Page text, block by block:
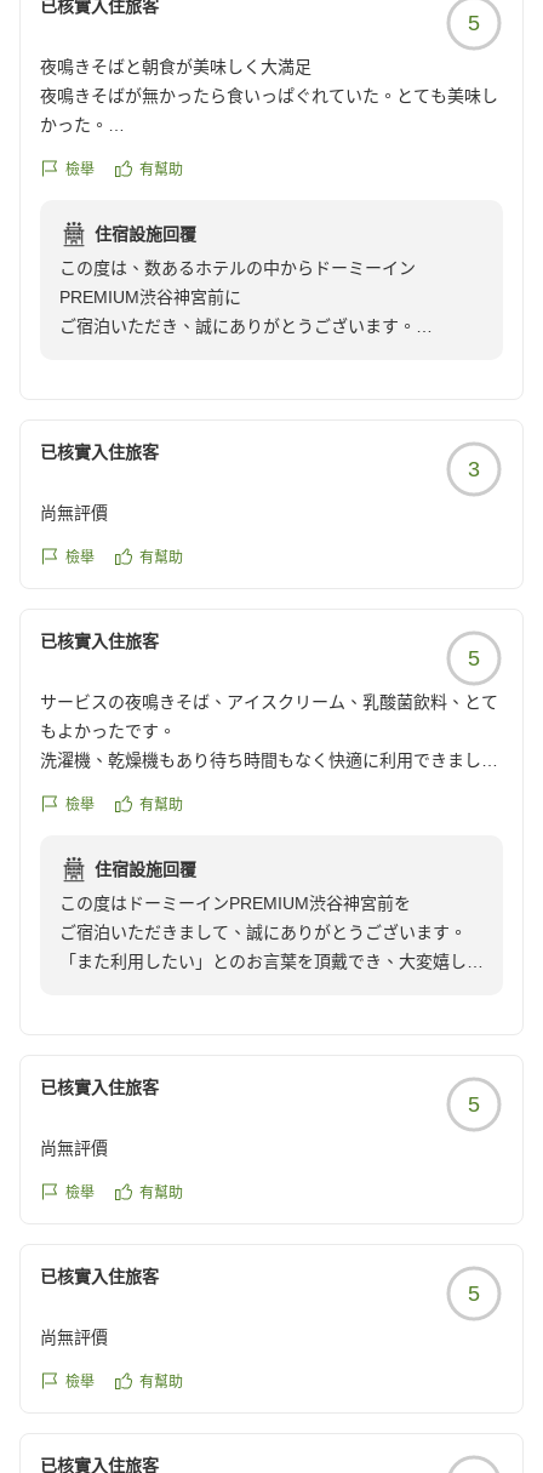
已核實入住旅客
5
夜鳴きそばと朝食が美味しく大満足
夜鳴きそばが無かったら食いっぱぐれていた。とても美味し
かった。
ここはオススメしたい。
https://review.travel.rakuten.co.jp/hotel/voice/136846?
reviewId=33123478402233
檢舉 有幫助
住宿設施回覆
この度は、数あるホテルの中からドーミーイン
PREMIUM渋谷神宮前に
ご宿泊いただき、誠にありがとうございます。
大変嬉しく拝読いたしました。
あっさりとした醤油ラーメンでホッと一息ついていただ
また、朝食につきましても「大満足」とのお言葉を頂戴
し、
レストランスタッフにとっても何よりの励みとなりま
す。
当館の朝食では、じっくり煮込んだ特製「ビーフシチュ
で、
次回ご宿泊の際にもぜひお腹いっぱいお召し上がりくだ
さいませ。
ます。
またお目にかかれます日を、心よりお待ち申し上げてお
ります。
ドーミーインPREMIUM渋谷神宮前
已核實入住旅客
3
尚無評價
檢舉 有幫助
已核實入住旅客
5
サービスの夜鳴きそば、アイスクリーム、乳酸菌飲料、とて
もよかったです。
洗濯機、乾燥機もあり待ち時間もなく快適に利用できまし
クチコミの詳細はこちらから
reviewId=33123478326538
檢舉 有幫助
住宿設施回覆
この度はドーミーインPREMIUM渋谷神宮前を
ご宿泊いただきまして、誠にありがとうございます。
「また利用したい」とのお言葉を頂戴でき、大変嬉しく
乾燥機をご利用していただけます。
客室テレビのホテルインフォメーションを確認していた
だければ、ランドリーの使用状況を確認できますので次
ちしております。
ドーミーインPREMIUM渋谷神宮前
フロント 榎本
已核實入住旅客
5
尚無評價
檢舉 有幫助
已核實入住旅客
5
尚無評價
檢舉 有幫助
已核實入住旅客